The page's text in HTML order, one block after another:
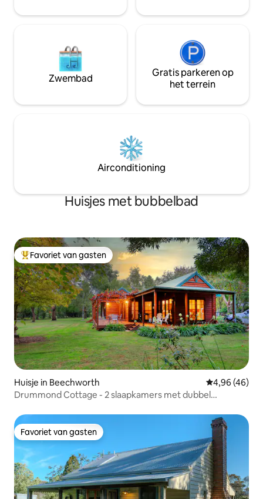
Zwembad
Gratis parkeren op
het terrein
Airconditioning
Huisjes met bubbelbad
Topfavoriet van gasten
Favoriet van gasten
Huisje in Beechworth Gemiddelde
4,96 (46)
Drummond Cottage - 2 slaapkamers met dubbel
Favoriet van gasten
Favoriet van gasten